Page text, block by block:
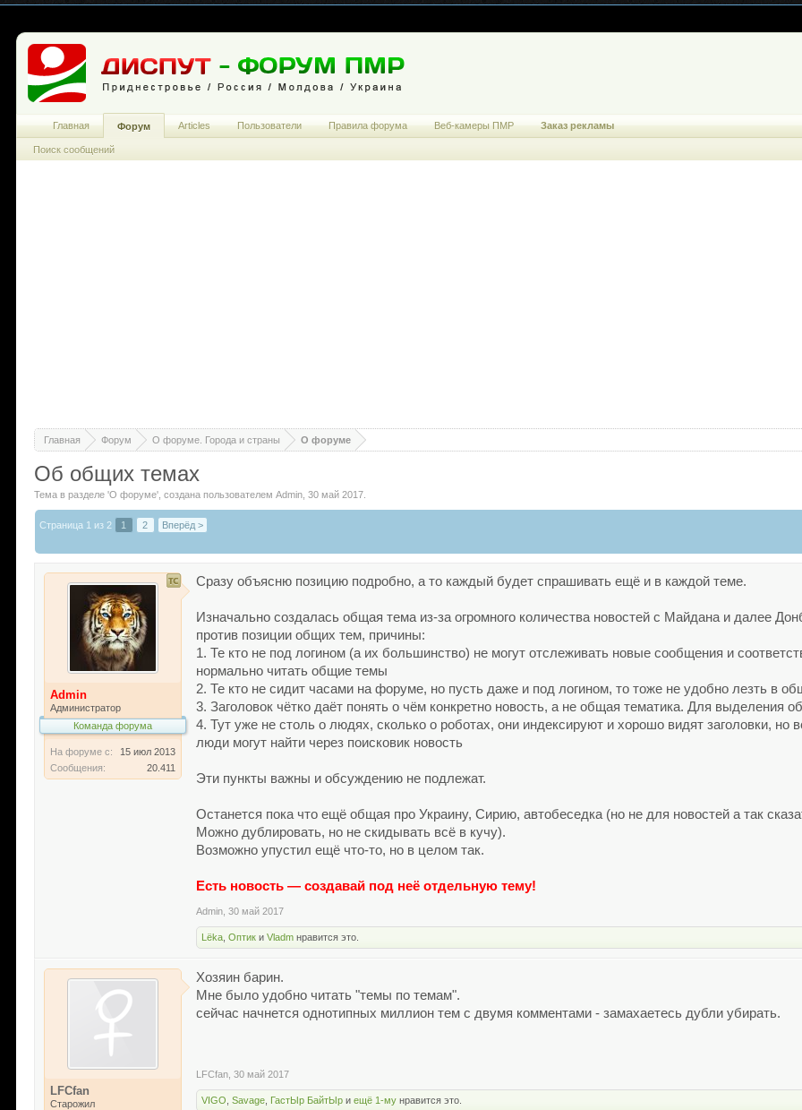
Главная Форум О форуме. Города и страны О форуме
Об общих темах
Тема в разделе 'О форуме' , создана пользователемAdmin ,30 май 2017
Страница 1 из 2 1 2 Вперёд >
Admin
Администратор
Команда форума
На форуме с:
15 июл 2013
Сообщения:
20.411
Сразу объясню позицию подробно, а то каждый будет спрашивать ещё и в каждой теме.
Изначально создалась общая тема из-за огромного количества новостей с Майдана и далее
против позиции общих тем, причины:
1. Те кто не под логином (а их большинство) не могут отслеживать новые сообщения и
нормально читать общие темы
2. Те кто не сидит часами на форуме, но пусть даже и под логином, то тоже не удобно лезть в
3. Заголовок чётко даёт понять о чём конкретно новость, а не общая тематика. Для
4. Тут уже не столь о людях, сколько о роботах, они индексируют и хорошо видят заголовки, но
люди могут найти через поисковик новость
Эти пункты важны и обсуждению не подлежат.
Останется пока что ещё общая про Украину, Сирию, автобеседка (но не для новостей а так
Можно дублировать, но не скидывать всё в кучу).
Возможно упустил ещё что-то, но в целом так.
Есть новость — создавай под неё отдельную тему!
Admin 30 май 2017
Lёka ,Оптик иVladm нравится это.
LFCfan
Старожил
Хозяин барин.
Мне было удобно читать "темы по темам".
сейчас начнется однотипных миллион тем с двумя комментами - замахаетесь дубли убирать.
LFCfan 30 май 2017
VIGO ,Savage ГастЫр БайтЫр иещё 1-му нравится это.
Главная Форум
Поиск сообщений
Articles Пользователи Правила форума Веб-камеры ПМР Заказ рекламы